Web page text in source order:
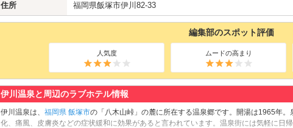
住所 福岡県飯塚市伊川82-33
編集部のスポット評価
人気度 ムードの高まり
伊川温泉と周辺のラブホテル情報
伊川温泉は、 福岡県 飯塚市の「八木山峠」の麓に所在する温泉郷です。開湯は1965年
化、痛風、皮膚炎などの症状緩和に効果があると言われています。温泉街には気軽に日